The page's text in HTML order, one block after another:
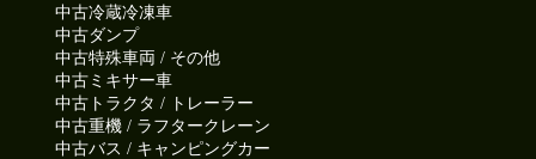
中古冷蔵冷凍車
中古ダンプ
中古特殊車両 / その他
中古ミキサー車
中古トラクタ / トレーラー
中古重機 / ラフタークレーン
中古バス / キャンピングカー